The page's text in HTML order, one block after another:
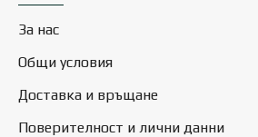
За нас
Общи условия
Доставка и връщане
Поверителност и лични данни